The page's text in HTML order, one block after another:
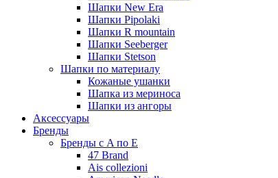
Шапки New Era
Шапки Pipolaki
Шапки R mountain
Шапки Seeberger
Шапки Stetson
Шапки по материалу
Кожаные ушанки
Шапка из мериноса
Шапки из ангоры
Аксессуары
Бренды
Бренды с A по E
47 Brand
Ais collezioni